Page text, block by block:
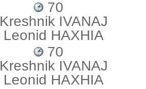
70
Kreshnik IVANAJ
Leonid HAXHIA
70
Kreshnik IVANAJ
Leonid HAXHIA